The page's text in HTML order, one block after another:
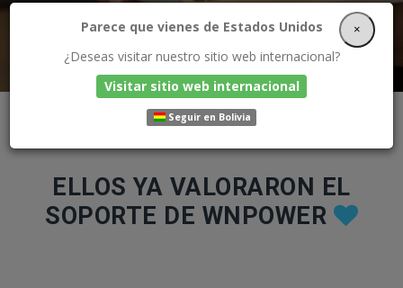
ELLOS YA VALORARON EL
SOPORTE DE WNPOWER
Parece que vienes de Estados Unidos
¿Deseas visitar nuestro sitio web internacional?
Visitar sitio web internacional
Seguir en Bolivia
×